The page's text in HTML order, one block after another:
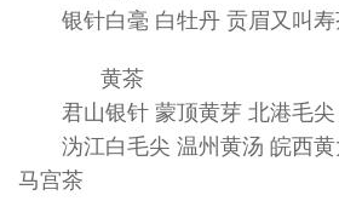
银针白毫 白牡丹 贡眉又叫寿
黄茶
君山银针 蒙顶黄芽 北港毛尖
沩江白毛尖 温州黄汤 皖西黄
马宫茶